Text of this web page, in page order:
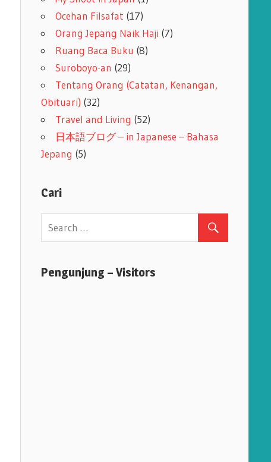
Ocehan Filsafat (17)
Orang Jepang Naik Haji (7)
Ruang Baca Buku (8)
Suroboyo-an (29)
Tentang Orang (Catatan, Kenangan,
Obituari) (32)
Travel and Living (52)
日本語ブログ – in Japanese – Bahasa
Jepang (5)
Cari
Pengunjung – Visitors